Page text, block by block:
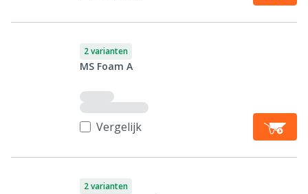
2 varianten
MS Foam A
Vergelijk
2 varianten